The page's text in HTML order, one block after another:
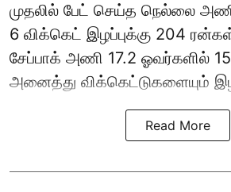
முதலில் பேட் செய்த நெல்லை
6 விக்கெட் இழப்புக்கு 204
சேப்பாக் அணி 17.2 ஓவர்களில்
அனைத்து விக்கெட்டுகளையும்
Read More